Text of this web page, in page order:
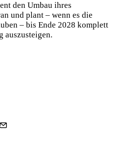
den Umbau ihres
und plant – wenn es die
– bis Ende 2028 komplett
auszusteigen.